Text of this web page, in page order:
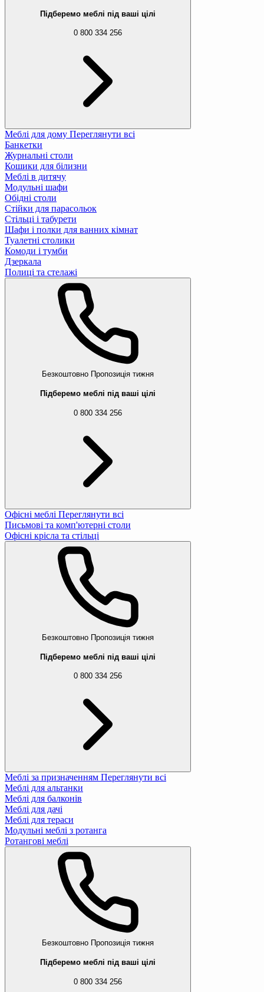
Підберемо меблі під ваші цілі
0 800 334 256
Меблі для дому Переглянути всі
Банкетки
Журнальні столи
Кошики для білизни
Меблі в дитячу
Модульні шафи
Обідні столи
Стійки для парасольок
Стільці і табурети
Шафи і полки для ванних кімнат
Туалетні столики
Комоди і тумби
Дзеркала
Полиці та стелажі
Безкоштовно Пропозиція тижня
Підберемо меблі під ваші цілі
0 800 334 256
Офісні меблі Переглянути всі
Письмові та комп'ютерні столи
Офісні крісла та стільці
Безкоштовно Пропозиція тижня
Підберемо меблі під ваші цілі
0 800 334 256
Меблі за призначенням Переглянути всі
Меблі для альтанки
Меблі для балконів
Меблі для дачі
Меблі для тераси
Модульні меблі з ротанга
Ротангові меблі
Безкоштовно Пропозиція тижня
Підберемо меблі під ваші цілі
0 800 334 256